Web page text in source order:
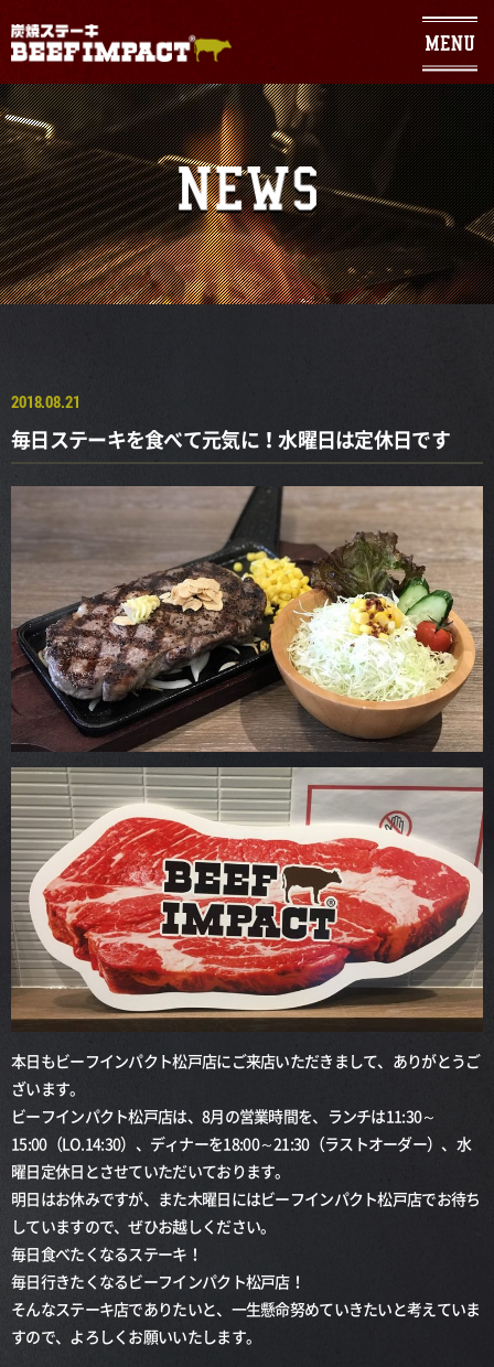
Warning: Use of undefined constant - assumed ' ' (this will throw an
Error in a future version of PHP) in
/home/geniuses/beefimpact.com/public_html/wp/wp-
content/themes/sumibi/header.phpon line104
2018.08.21
毎日ステーキを食べて元気に！水曜日は定休日です
本日もビーフインパクト松戸店にご来店いただきまして、ありがとうご
ざいます。
ビーフインパクト松戸店は、8月の営業時間を、ランチは11:30～
15:00（LO.14:30）、ディナーを18:00～21:30（ラストオーダー）、水
曜日定休日とさせていただいております。
明日はお休みですが、また木曜日にはビーフインパクト松戸店でお待ち
していますので、ぜひお越しください。
毎日食べたくなるステーキ！
毎日行きたくなるビーフインパクト松戸店！
そんなステーキ店でありたいと、一生懸命努めていきたいと考えていま
すので、よろしくお願いいたします。